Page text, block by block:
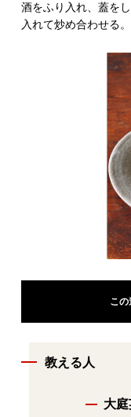
酒をふり入れ、蓋を
入れて炒め合わせる。
こ
教える人
大